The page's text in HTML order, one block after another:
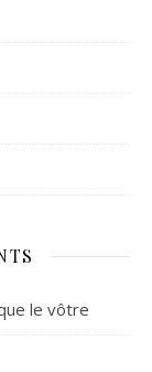
le vôtre